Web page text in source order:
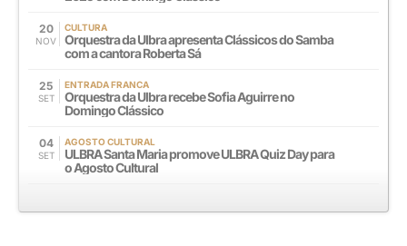
20
NOV
CULTURA
Orquestra da Ulbra apresenta Clássicos do Samba
com a cantora Roberta Sá
25
SET
ENTRADA FRANCA
Orquestra da Ulbra recebe Sofia Aguirre no
Domingo Clássico
04
SET
AGOSTO CULTURAL
ULBRA Santa Maria promove ULBRA Quiz Day para
o Agosto Cultural